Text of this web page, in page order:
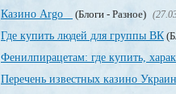
Казино Argo (Блоги - Разное)
Где купить людей для группы ВК
Фенилпирацетам: где купить,
Перечень известных казино